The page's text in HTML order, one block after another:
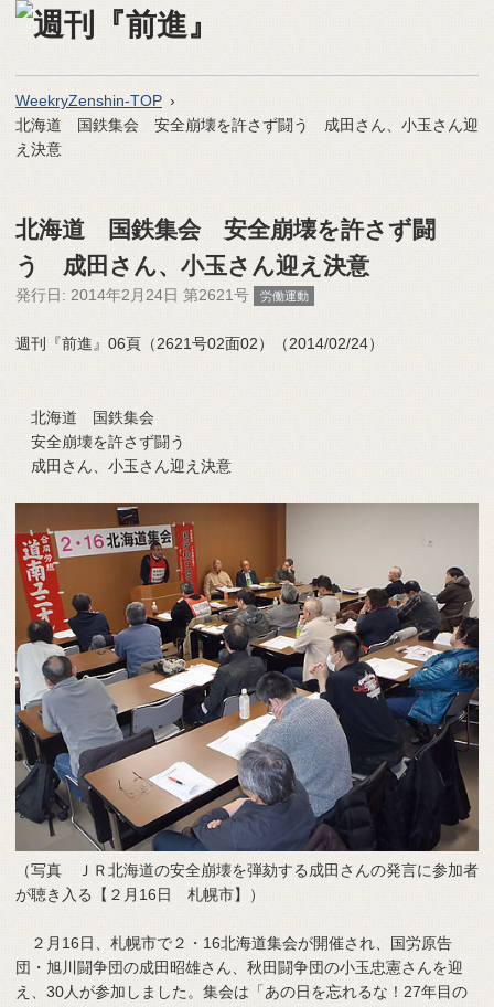
WeekryZenshin-TOP
北海道 国鉄集会 安全崩壊を許さず闘う 成田さん、小玉さん迎
え決意
北海道 国鉄集会 安全崩壊を許さず闘
う 成田さん、小玉さん迎え決意
発行日: 2014年2月24日 第2621号 労働運動
週刊『前進』06頁（2621号02面02）（2014/02/24）
北海道 国鉄集会
安全崩壊を許さず闘う
成田さん、小玉さん迎え決意
（写真 ＪＲ北海道の安全崩壊を弾劾する成田さんの発言に参加者
が聴き入る【２月16日 札幌市】）
２月16日、札幌市で２・16北海道集会が開催され、国労原告
団・旭川闘争団の成田昭雄さん、秋田闘争団の小玉忠憲さんを迎
え、30人が参加しました。集会は「あの日を忘れるな！27年目の